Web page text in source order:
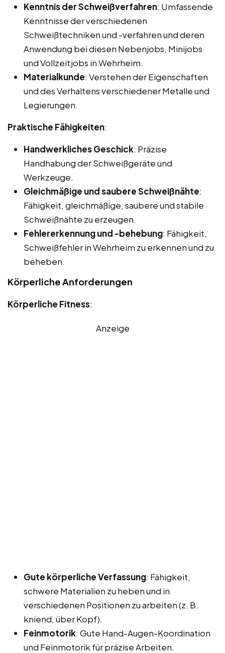
Kenntnis der Schweißverfahren: Umfassende
Kenntnisse der verschiedenen
Schweißtechniken und -verfahren und deren
Anwendung bei diesen Nebenjobs, Minijobs
und Vollzeitjobs in Wehrheim.
Materialkunde: Verstehen der Eigenschaften
und des Verhaltens verschiedener Metalle und
Legierungen.
Praktische Fähigkeiten:
Handwerkliches Geschick: Präzise
Handhabung der Schweißgeräte und
Werkzeuge.
Gleichmäßige und saubere Schweißnähte:
Fähigkeit, gleichmäßige, saubere und stabile
Schweißnähte zu erzeugen.
Fehlererkennung und -behebung: Fähigkeit,
Schweißfehler in Wehrheim zu erkennen und zu
beheben.
Körperliche Anforderungen
Körperliche Fitness:
Anzeige
Gute körperliche Verfassung: Fähigkeit,
schwere Materialien zu heben und in
verschiedenen Positionen zu arbeiten (z. B.
kniend, über Kopf).
Feinmotorik: Gute Hand-Augen-Koordination
und Feinmotorik für präzise Arbeiten.